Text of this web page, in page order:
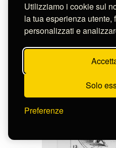
Utilizziamo i cookie sul
la tua esperienza utente,
personalizzati e
Solo
Preferenze
SCENA ALLEGORICA
S-FC53099